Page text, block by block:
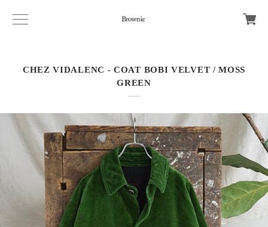
CHEZ VIDALENC - COAT BOBI VELVET / MOSS
GREEN